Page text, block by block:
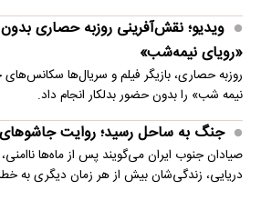
ویدیو؛ نقش‌آفرینی روزبه حصاری بدون
«رویای نیمه‌شب»
روزبه حصاری، بازیگر فیلم و سریال‌ها
نیمه شب» را بدون حضور بدلکار انجام داد.
جنگ به ساحل رسید؛ روایت
صیادان جنوب ایران می‌گویند پس از ماه‌ها
دریایی، زندگی‌شان بیش از هر زمان دیگری به